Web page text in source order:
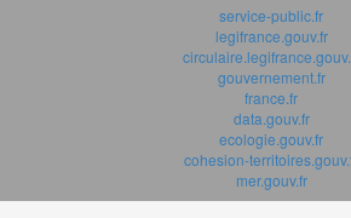
service-public.fr
legifrance.gouv.fr
gouvernement.fr
france.fr
data.gouv.fr
ecologie.gouv.fr
cohesion-
mer.gouv.fr